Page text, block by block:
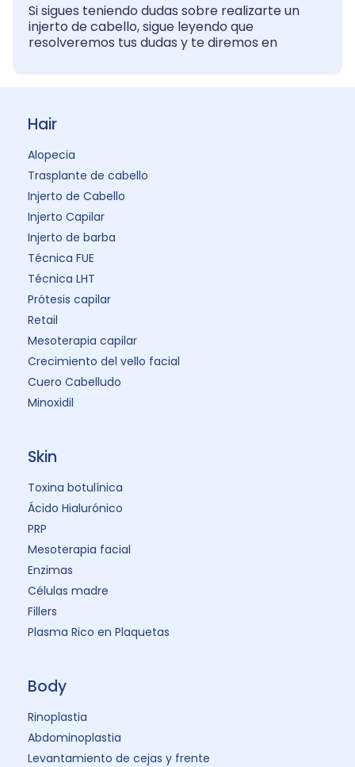
Si sigues teniendo dudas sobre realizarte un
injerto de cabello, sigue leyendo que
resolveremos tus dudas y te diremos en
Hair
Alopecia
Trasplante de cabello
Injerto de Cabello
Injerto Capilar
Injerto de barba
Técnica FUE
Técnica LHT
Prótesis capilar
Retail
Mesoterapia capilar
Crecimiento del vello facial
Cuero Cabelludo
Minoxidil
Skin
Toxina botulínica
Ácido Hialurónico
PRP
Mesoterapia facial
Enzimas
Células madre
Fillers
Plasma Rico en Plaquetas
Body
Rinoplastia
Abdominoplastia
Levantamiento de cejas y frente